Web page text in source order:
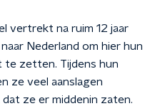
vertrekt na ruim 12 jaar
Nederland om hier hun
te zetten. Tijdens hun
ze veel aanslagen
ze er middenin zaten.